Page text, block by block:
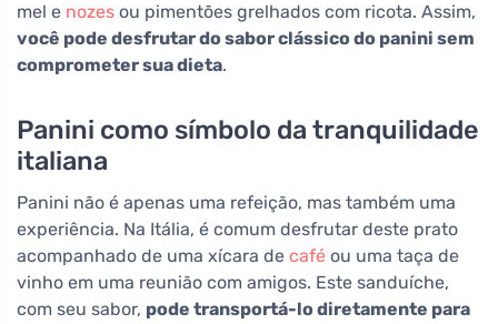
mel e nozes ou pimentões grelhados com ricota. Assim,
você pode desfrutar do sabor clássico do panini sem
comprometer sua dieta.
Panini como símbolo da tranquilidade
italiana
Panini não é apenas uma refeição, mas também uma
experiência. Na Itália, é comum desfrutar deste prato
acompanhado de uma xícara de café ou uma taça de
vinho em uma reunião com amigos. Este sanduíche,
com seu sabor, pode transportá-lo diretamente para